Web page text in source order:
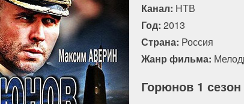
Канал: НТВ
Год: 2013
Страна: Россия
Жанр фильма:
Горюнов 1 сезон